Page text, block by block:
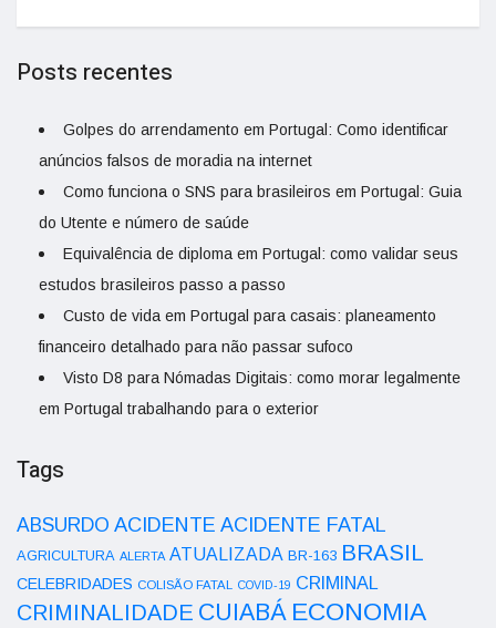
Posts recentes
Golpes do arrendamento em Portugal: Como identificar
anúncios falsos de moradia na internet
Como funciona o SNS para brasileiros em Portugal: Guia
do Utente e número de saúde
Equivalência de diploma em Portugal: como validar seus
estudos brasileiros passo a passo
Custo de vida em Portugal para casais: planeamento
financeiro detalhado para não passar sufoco
Visto D8 para Nómadas Digitais: como morar legalmente
em Portugal trabalhando para o exterior
Tags
ABSURDO ACIDENTE ACIDENTE FATAL
AGRICULTURA ALERTA ATUALIZADA BR-163 BRASIL
CELEBRIDADES COLISÃO FATAL COVID-19 CRIMINAL
CRIMINALIDADE CUIABÁ ECONOMIA